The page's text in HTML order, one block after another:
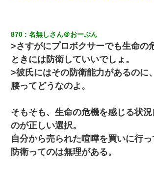
870 名無しさん＠おーぷん
>さすがにプロボクサーでも生命の
ときには防衛していいでしょ。
>彼氏にはその防衛能力があるのに
腰ってどうなのよ。
そもそも、生命の危機を感じる状
のが正しい選択。
自分から売られた喧嘩を買いに行
防衛ってのは無理がある。